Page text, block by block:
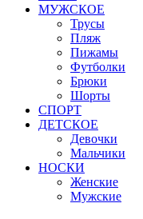
МУЖСКОЕ
Трусы
Пляж
Пижамы
Футболки
Брюки
Шорты
СПОРТ
ДЕТСКОЕ
Девочки
Мальчики
НОСКИ
Женские
Мужские